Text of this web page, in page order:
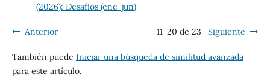
(2026): Desafíos (ene-jun)
Anterior 11-20 de 23 Siguiente
También puede Iniciar una búsqueda de similitud avanzada
para este artículo.